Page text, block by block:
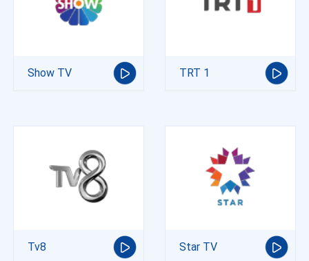
Show TV TRT 1
Tv8 Star TV